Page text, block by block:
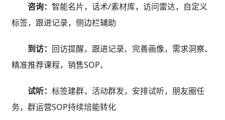
咨询： 智能名片，话术/素材库，访问雷达，自定义
标签，跟进记录，侧边栏辅助
到访： 回访提醒，跟进记录、完善画像，需求洞察、
精准推荐课程，销售SOP、
试听： 标签建群，活动群发，安排试听，朋友圈任
务，群运营SOP持续培能转化